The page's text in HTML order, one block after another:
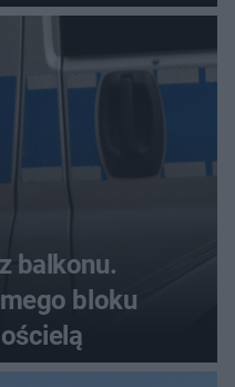
balkonu.
bloku